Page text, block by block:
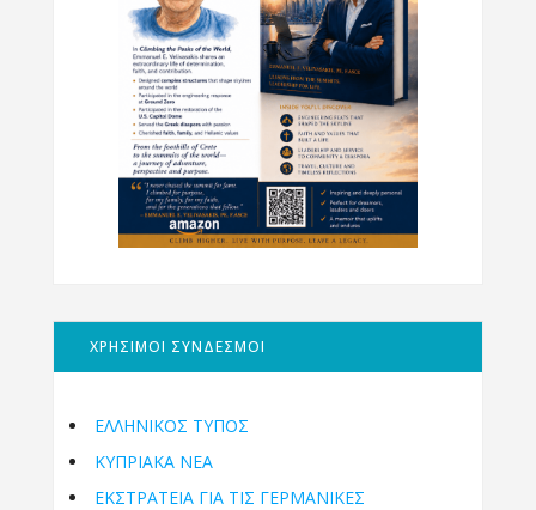
ΧΡΗΣΙΜΟΙ ΣΥΝΔΕΣΜΟΙ
ΕΛΛΗΝΙΚΟΣ ΤΥΠΟΣ
ΚΥΠΡΙΑΚΑ ΝΕΑ
ΕΚΣΤΡΑΤΕΙΑ ΓΙΑ ΤΙΣ ΓΕΡΜΑΝΙΚΕΣ